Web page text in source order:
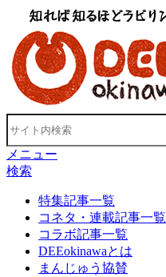
メニュー
検索
特集記事一覧
コネタ・連載記事一覧
コラボ記事一覧
DEEokinawaとは
まんじゅう協賛